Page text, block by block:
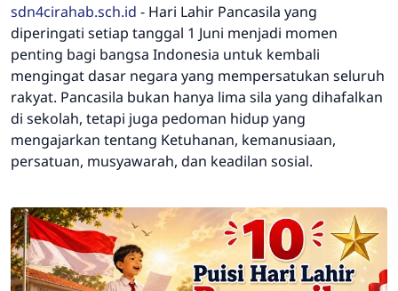
sdn4cirahab.sch.id - Hari Lahir Pancasila yang
diperingati setiap tanggal 1 Juni menjadi momen
penting bagi bangsa Indonesia untuk kembali
mengingat dasar negara yang mempersatukan seluruh
rakyat. Pancasila bukan hanya lima sila yang dihafalkan
di sekolah, tetapi juga pedoman hidup yang
mengajarkan tentang Ketuhanan, kemanusiaan,
persatuan, musyawarah, dan keadilan sosial.